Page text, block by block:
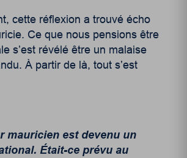
cette réflexion a trouvé écho
Ce que nous pensions être
s’est révélé être un malaise
À partir de là, tout s’est
mauricien est devenu un
Était-ce prévu au